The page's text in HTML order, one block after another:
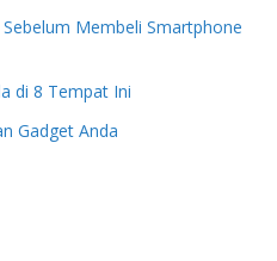
Membeli Smartphone
di 8 Tempat Ini
Gadget Anda